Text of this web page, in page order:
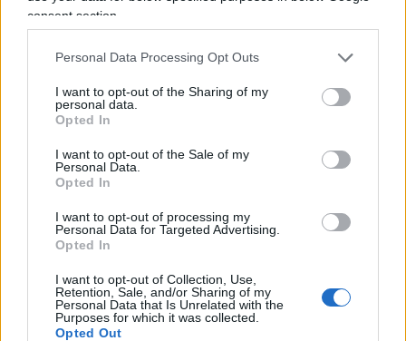
consent section.
Personal Data Processing Opt Outs
I want to opt-out of the Sharing of my
personal data.
Opted In
I want to opt-out of the Sale of my
Personal Data.
Opted In
I want to opt-out of processing my
Personal Data for Targeted Advertising.
Opted In
I want to opt-out of Collection, Use,
Retention, Sale, and/or Sharing of my
Personal Data that Is Unrelated with the
Purposes for which it was collected.
Opted Out
collega risponde, sostenendo di “non negare
report ucraino inizia a parlare un russo, degli
“insulti” secondo Bobrovsky,per poi passare alle
minacce vere e proprie
. “Per tutti coloro che
esecutori dei crimini contro i civili ucraini, dovete
avere paura fino all’ultimo giorno della vostra
misera esistenza. Ridi finché puoi. Poi non riderai
più. Abbi paura fino alla fine dei tuoi giorni.
Perché noi vi troveremo tutti e capirete finalmente
la lezioni di Dostowvskj: dei delitti e delle pene”.